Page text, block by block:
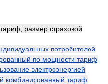
размер страховой
потребителей
по мощности тариф
электроэнергией
комбинированный тариф